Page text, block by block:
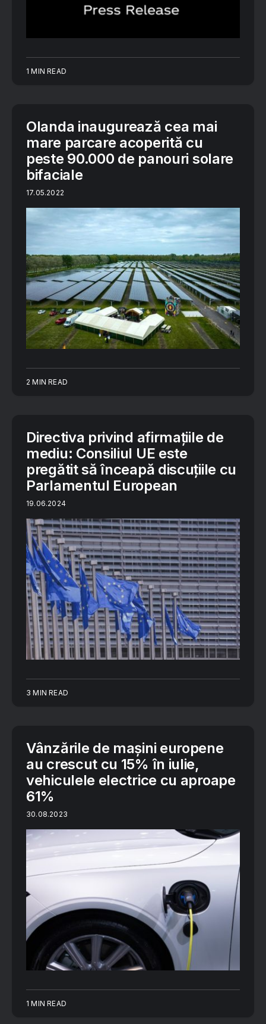
1 MIN READ
Olanda inaugurează cea mai
mare parcare acoperită cu
peste 90.000 de panouri solare
bifaciale
17.05.2022
2 MIN READ
Directiva privind afirmațiile de
mediu: Consiliul UE este
pregătit să înceapă discuțiile cu
Parlamentul European
19.06.2024
3 MIN READ
Vânzările de mașini europene
au crescut cu 15% în iulie,
vehiculele electrice cu aproape
61%
30.08.2023
1 MIN READ